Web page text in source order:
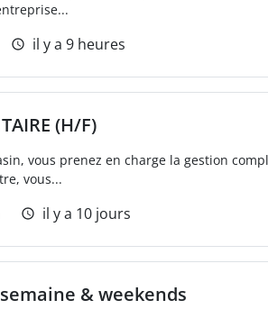
il y a 9 heures
(H/F)
vous prenez en charge la gestion
vous...
il y a 10 jours
& weekends